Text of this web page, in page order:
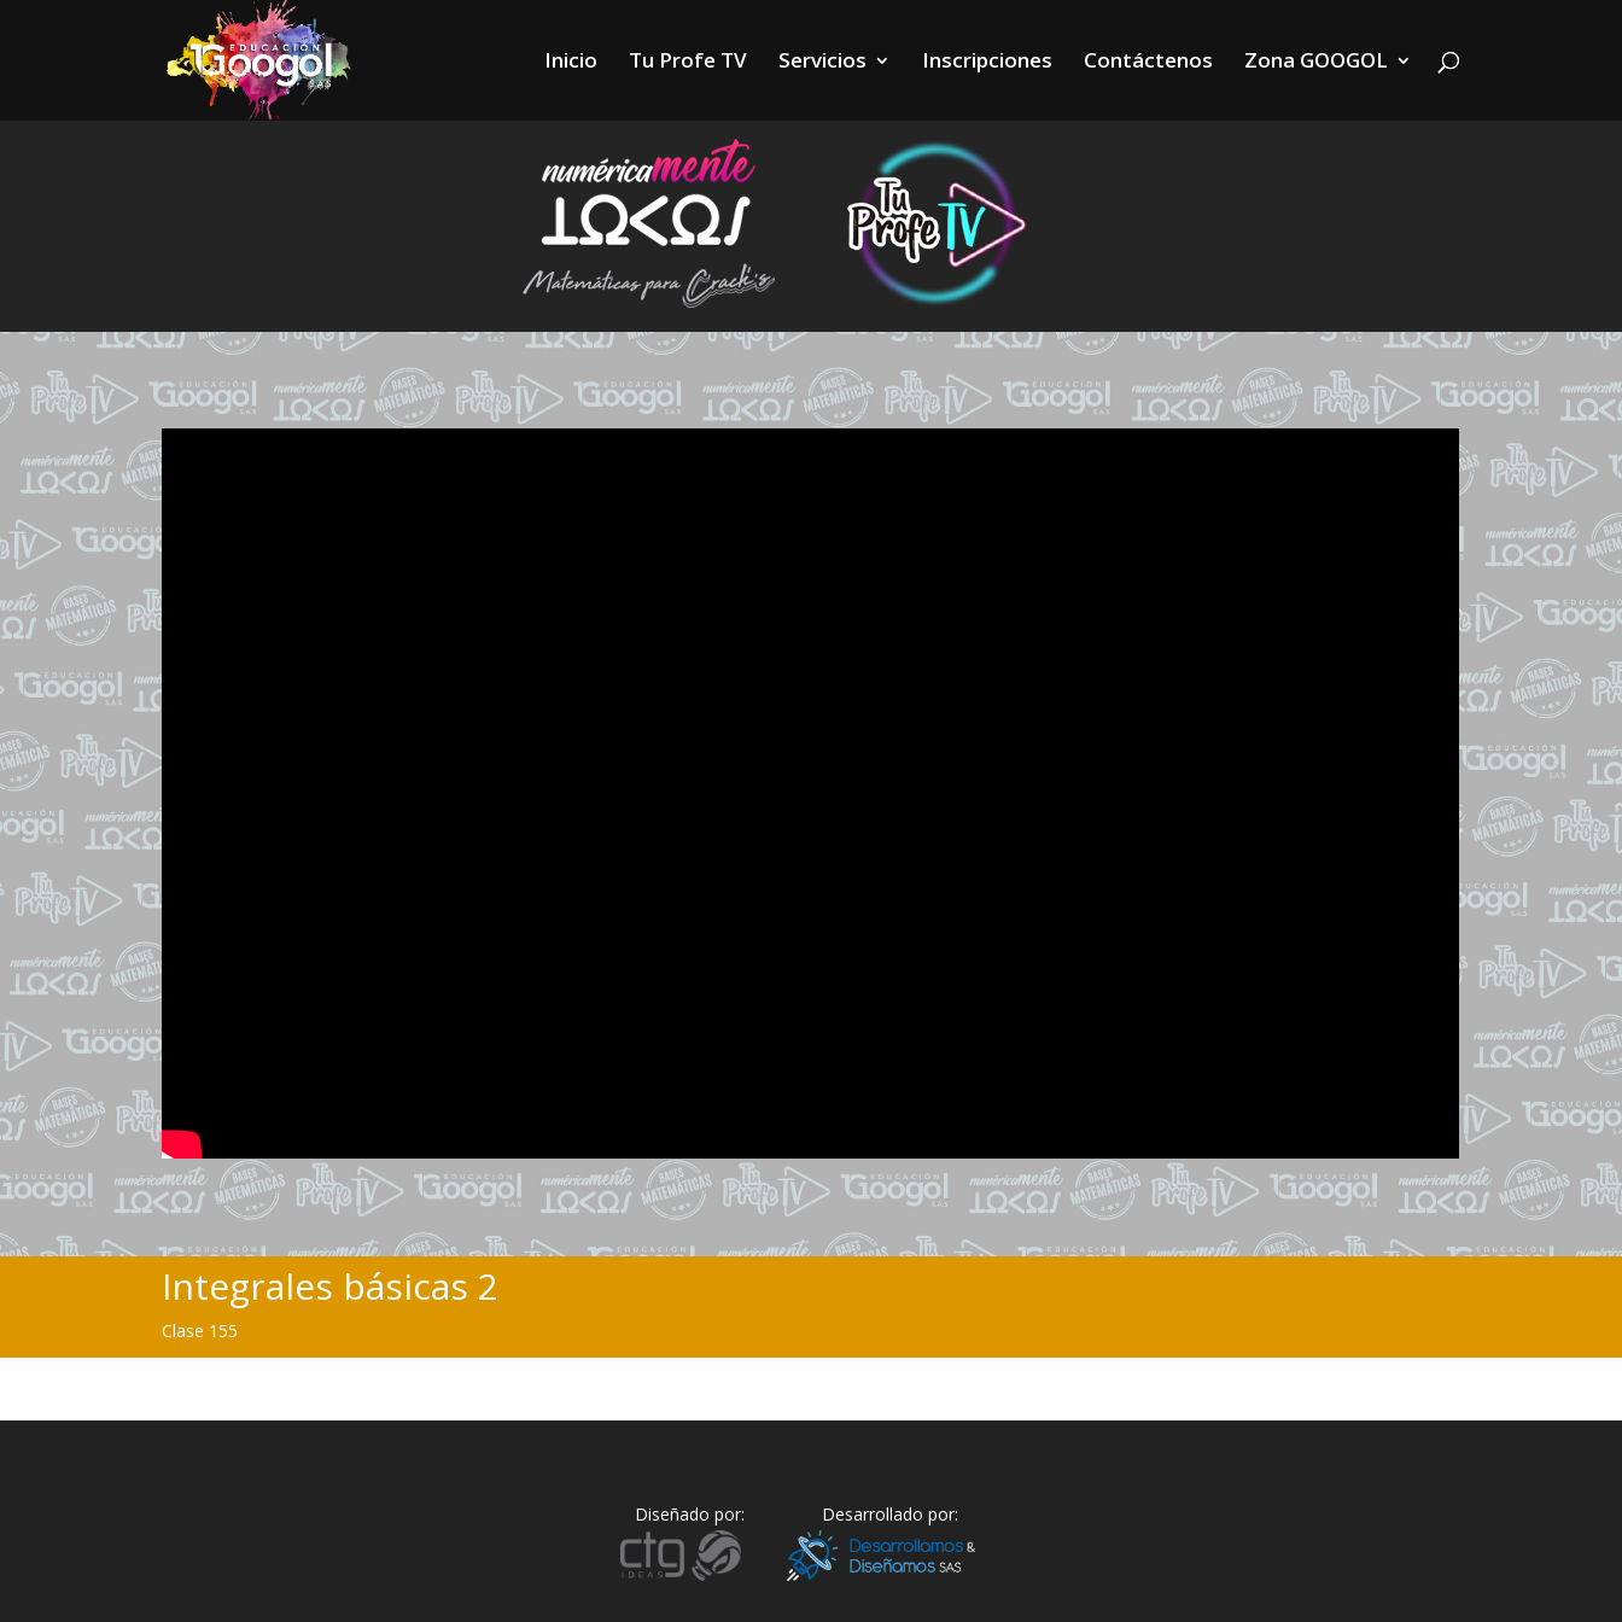
Inicio Tu Profe TV Servicios Inscripciones Contáctenos Zona GOOGOL
Integrales básicas 2
Clase 155
Diseñado por: Desarrollado por: